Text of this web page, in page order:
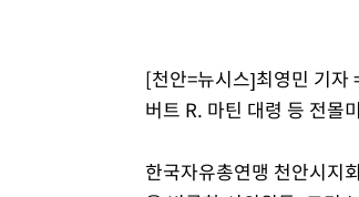
11시간 압수수색에 성접대 파문까지
[속보]규제합리화위원회 부위원장에
[천안=뉴시스]최영민 기자
버트 R. 마틴 대령 등 전몰
한국자유총연맹 천안시지